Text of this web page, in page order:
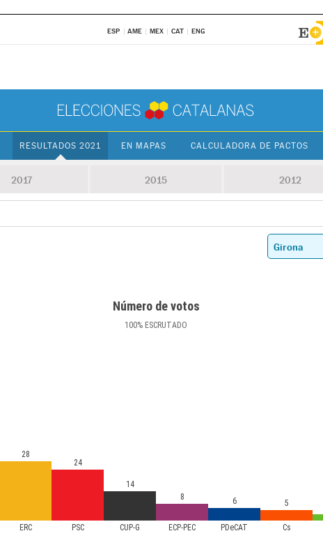
ESP AME MEX CAT ENG
RESULTADOS 2021 EN MAPAS CALCULADORA DE PACTOS
2017 2015 2012
Número de votos
100% ESCRUTADO
ERC PSC CUP-G ECP-PEC PDeCAT Cs
28
24
14
8
6 5